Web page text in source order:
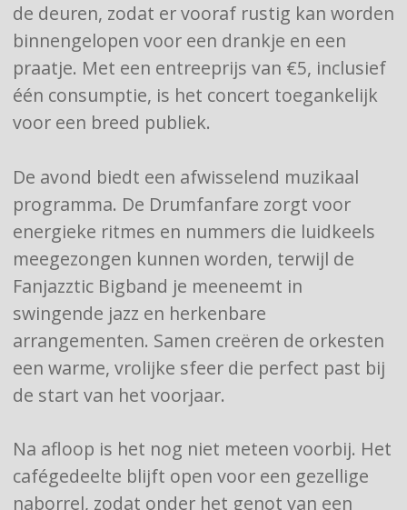
de deuren, zodat er vooraf rustig kan worden
binnengelopen voor een drankje en een
praatje. Met een entreeprijs van €5, inclusief
één consumptie, is het concert toegankelijk
voor een breed publiek.
De avond biedt een afwisselend muzikaal
programma. De Drumfanfare zorgt voor
energieke ritmes en nummers die luidkeels
meegezongen kunnen worden, terwijl de
Fanjazztic Bigband je meeneemt in
swingende jazz en herkenbare
arrangementen. Samen creëren de orkesten
een warme, vrolijke sfeer die perfect past bij
de start van het voorjaar.
Na afloop is het nog niet meteen voorbij. Het
cafégedeelte blijft open voor een gezellige
naborrel, zodat onder het genot van een